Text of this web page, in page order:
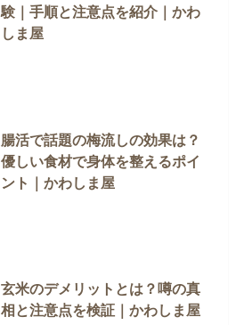
験｜手順と注意点を紹介｜かわ
しま屋
腸活で話題の梅流しの効果は？
優しい食材で身体を整えるポイ
ント｜かわしま屋
玄米のデメリットとは？噂の真
相と注意点を検証｜かわしま屋